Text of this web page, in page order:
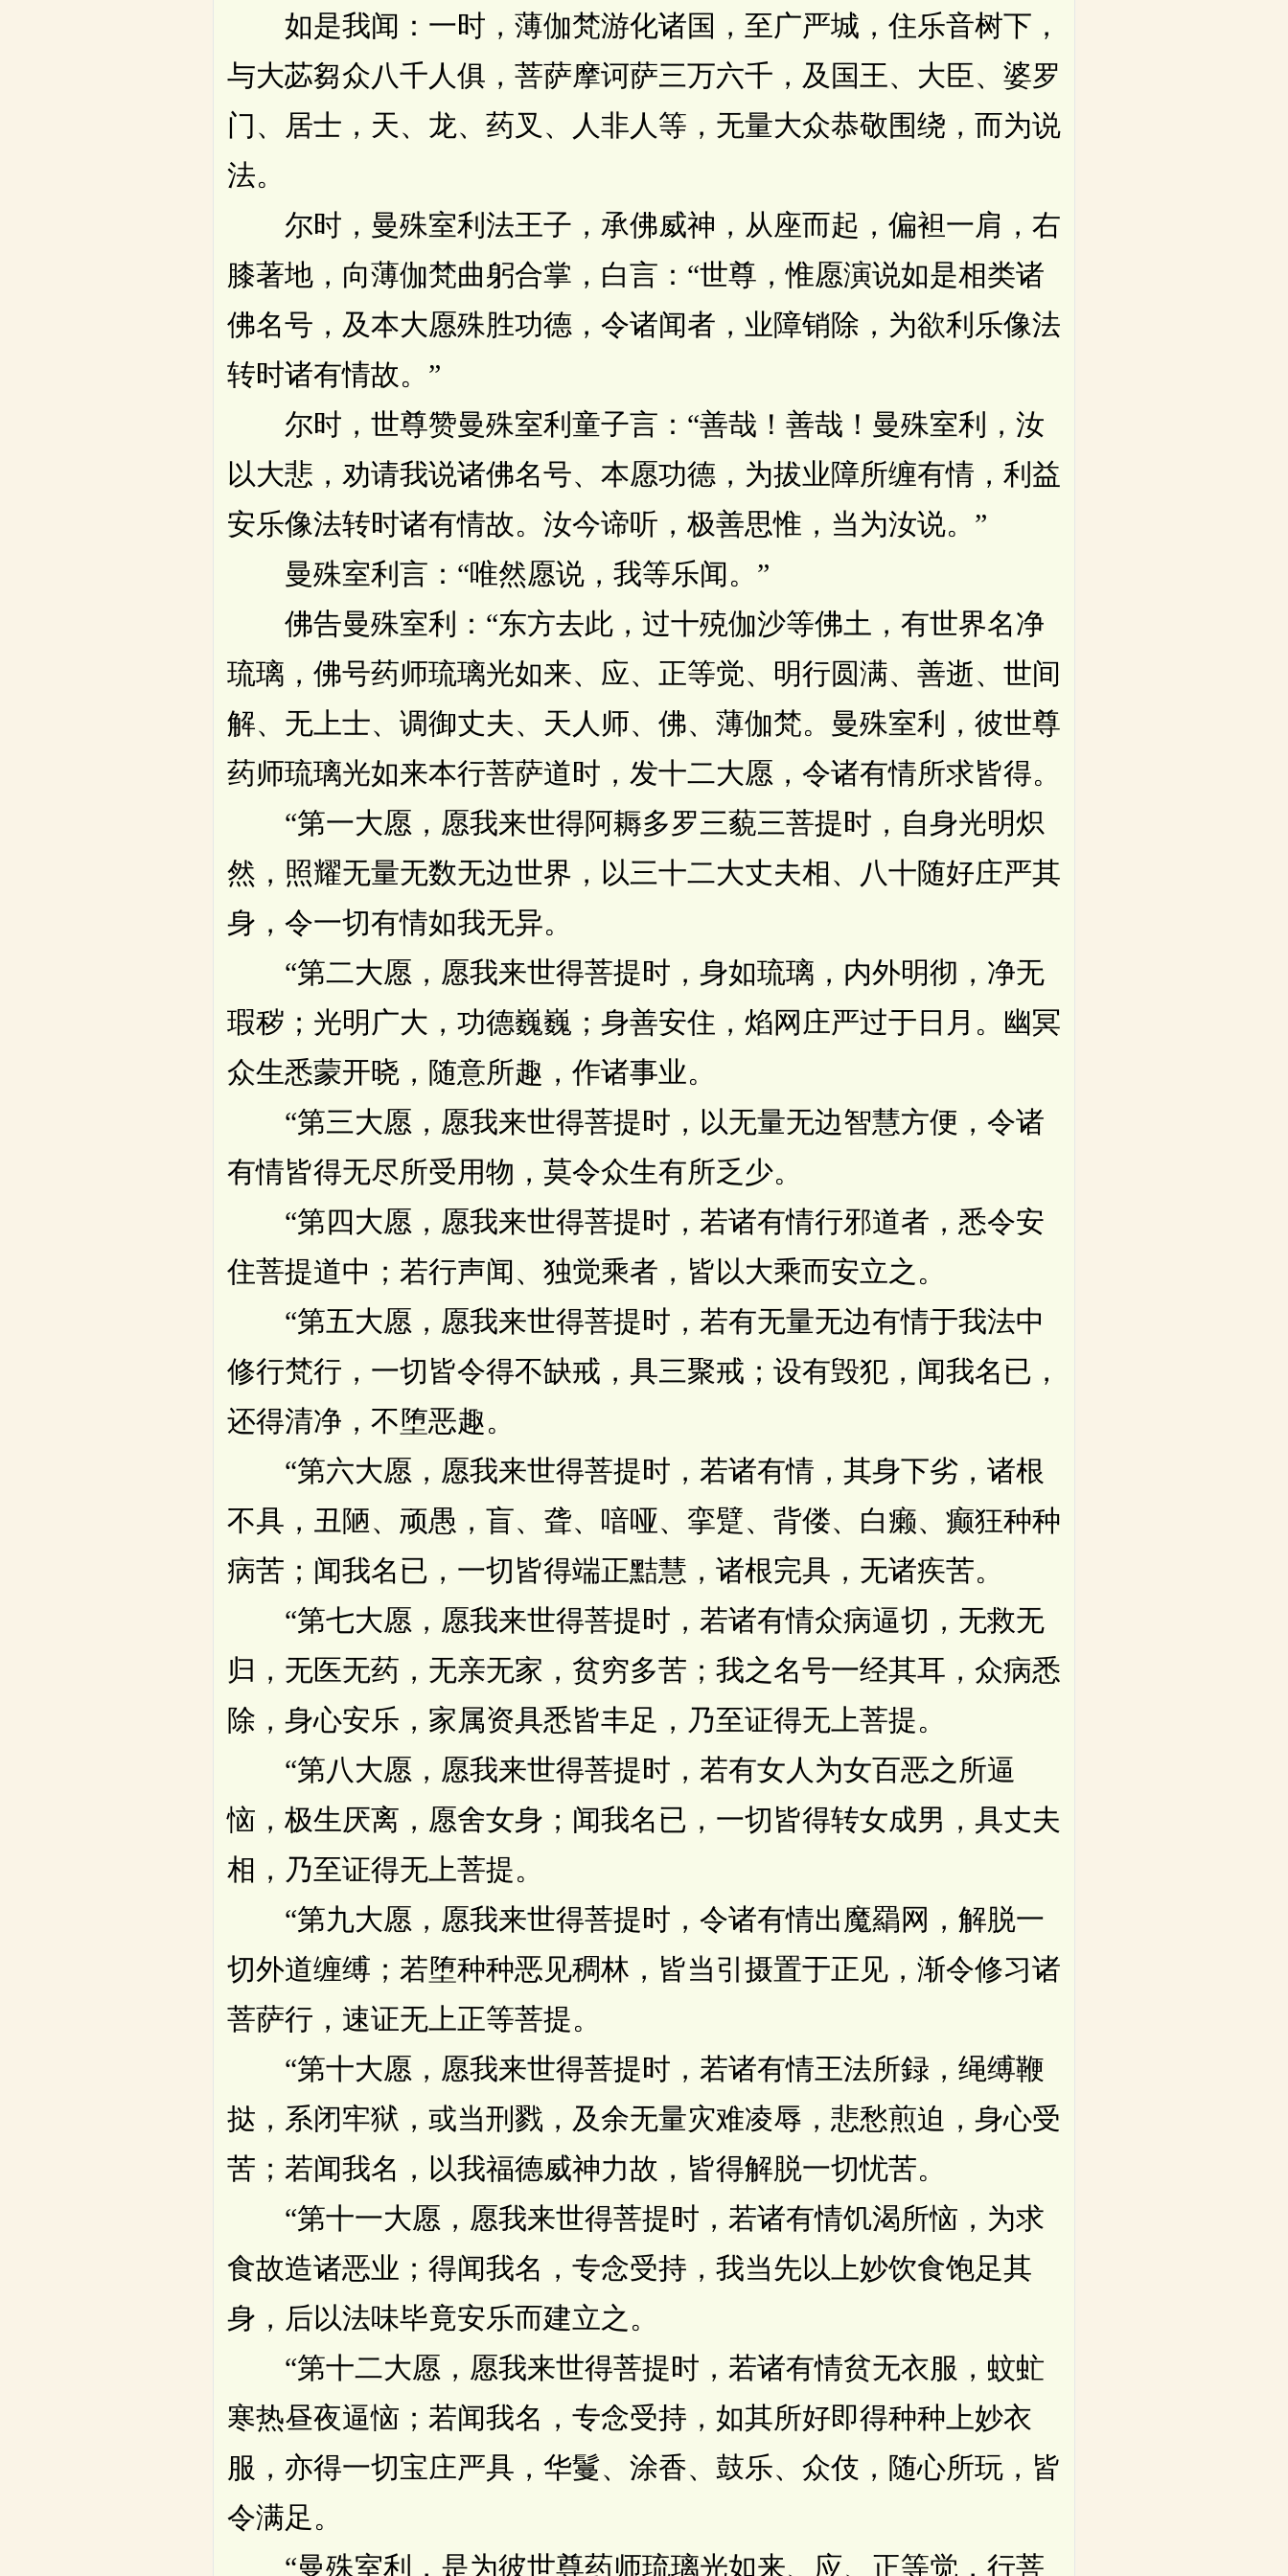
如是我闻：一时，薄伽梵游化诸国，至广严城，住乐音树下，
与大苾芻众八千人俱，菩萨摩诃萨三万六千，及国王、大臣、婆罗
门、居士，天、龙、药叉、人非人等，无量大众恭敬围绕，而为说
法。
尔时，曼殊室利法王子，承佛威神，从座而起，偏袒一肩，右
膝著地，向薄伽梵曲躬合掌，白言：“世尊，惟愿演说如是相类诸
佛名号，及本大愿殊胜功德，令诸闻者，业障销除，为欲利乐像法
转时诸有情故。”
尔时，世尊赞曼殊室利童子言：“善哉！善哉！曼殊室利，汝
以大悲，劝请我说诸佛名号、本愿功德，为拔业障所缠有情，利益
安乐像法转时诸有情故。汝今谛听，极善思惟，当为汝说。”
曼殊室利言：“唯然愿说，我等乐闻。”
佛告曼殊室利：“东方去此，过十殑伽沙等佛土，有世界名净
琉璃，佛号药师琉璃光如来、应、正等觉、明行圆满、善逝、世间
解、无上士、调御丈夫、天人师、佛、薄伽梵。曼殊室利，彼世尊
药师琉璃光如来本行菩萨道时，发十二大愿，令诸有情所求皆得。
“第一大愿，愿我来世得阿耨多罗三藐三菩提时，自身光明炽
然，照耀无量无数无边世界，以三十二大丈夫相、八十随好庄严其
身，令一切有情如我无异。
“第二大愿，愿我来世得菩提时，身如琉璃，内外明彻，净无
瑕秽；光明广大，功德巍巍；身善安住，焰网庄严过于日月。幽冥
众生悉蒙开晓，随意所趣，作诸事业。
“第三大愿，愿我来世得菩提时，以无量无边智慧方便，令诸
有情皆得无尽所受用物，莫令众生有所乏少。
“第四大愿，愿我来世得菩提时，若诸有情行邪道者，悉令安
住菩提道中；若行声闻、独觉乘者，皆以大乘而安立之。
“第五大愿，愿我来世得菩提时，若有无量无边有情于我法中
修行梵行，一切皆令得不缺戒，具三聚戒；设有毁犯，闻我名已，
还得清净，不堕恶趣。
“第六大愿，愿我来世得菩提时，若诸有情，其身下劣，诸根
不具，丑陋、顽愚，盲、聋、喑哑、挛躄、背偻、白癞、癫狂种种
病苦；闻我名已，一切皆得端正黠慧，诸根完具，无诸疾苦。
“第七大愿，愿我来世得菩提时，若诸有情众病逼切，无救无
归，无医无药，无亲无家，贫穷多苦；我之名号一经其耳，众病悉
除，身心安乐，家属资具悉皆丰足，乃至证得无上菩提。
“第八大愿，愿我来世得菩提时，若有女人为女百恶之所逼
恼，极生厌离，愿舍女身；闻我名已，一切皆得转女成男，具丈夫
相，乃至证得无上菩提。
“第九大愿，愿我来世得菩提时，令诸有情出魔羂网，解脱一
切外道缠缚；若堕种种恶见稠林，皆当引摄置于正见，渐令修习诸
菩萨行，速证无上正等菩提。
“第十大愿，愿我来世得菩提时，若诸有情王法所録，绳缚鞭
挞，系闭牢狱，或当刑戮，及余无量灾难凌辱，悲愁煎迫，身心受
苦；若闻我名，以我福德威神力故，皆得解脱一切忧苦。
“第十一大愿，愿我来世得菩提时，若诸有情饥渴所恼，为求
食故造诸恶业；得闻我名，专念受持，我当先以上妙饮食饱足其
身，后以法味毕竟安乐而建立之。
“第十二大愿，愿我来世得菩提时，若诸有情贫无衣服，蚊虻
寒热昼夜逼恼；若闻我名，专念受持，如其所好即得种种上妙衣
服，亦得一切宝庄严具，华鬘、涂香、鼓乐、众伎，随心所玩，皆
令满足。
“曼殊室利，是为彼世尊药师琉璃光如来、应、正等觉，行菩